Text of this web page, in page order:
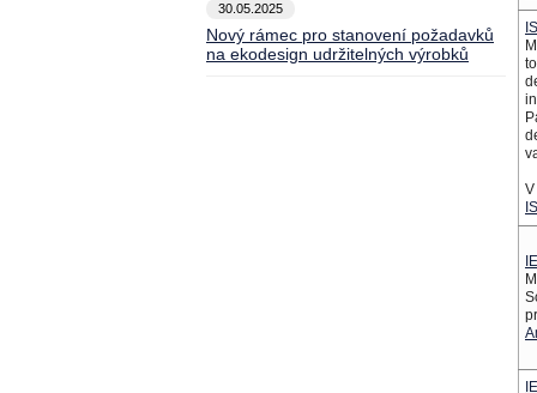
30.05.2025
Nový rámec pro stanovení požadavků
na ekodesign udržitelných výrobků